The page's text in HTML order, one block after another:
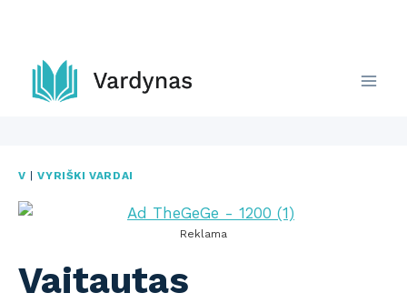
content
V |VYRIŠKI VARDAI
Reklama
Vaitautas